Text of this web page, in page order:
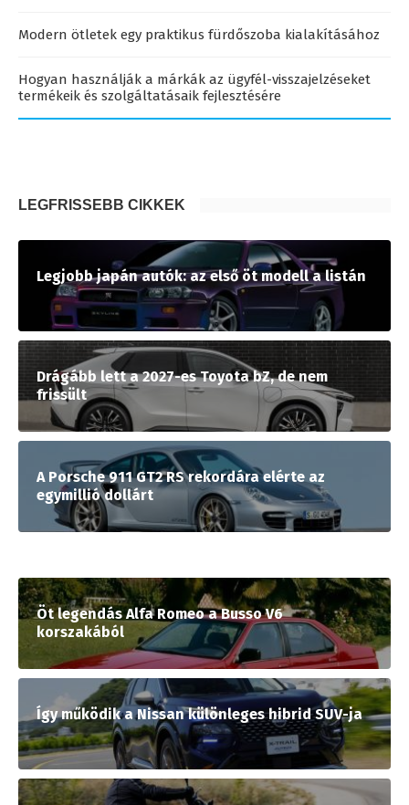
Modern ötletek egy praktikus fürdőszoba kialakításához
Hogyan használják a márkák az ügyfél-visszajelzéseket
termékeik és szolgáltatásaik fejlesztésére
LEGFRISSEBB CIKKEK
Legjobb japán autók: az első öt modell a listán
Drágább lett a 2027-es Toyota bZ, de nem
frissült
A Porsche 911 GT2 RS rekordára elérte az
egymillió dollárt
Öt legendás Alfa Romeo a Busso V6
korszakából
Így működik a Nissan különleges hibrid SUV-ja